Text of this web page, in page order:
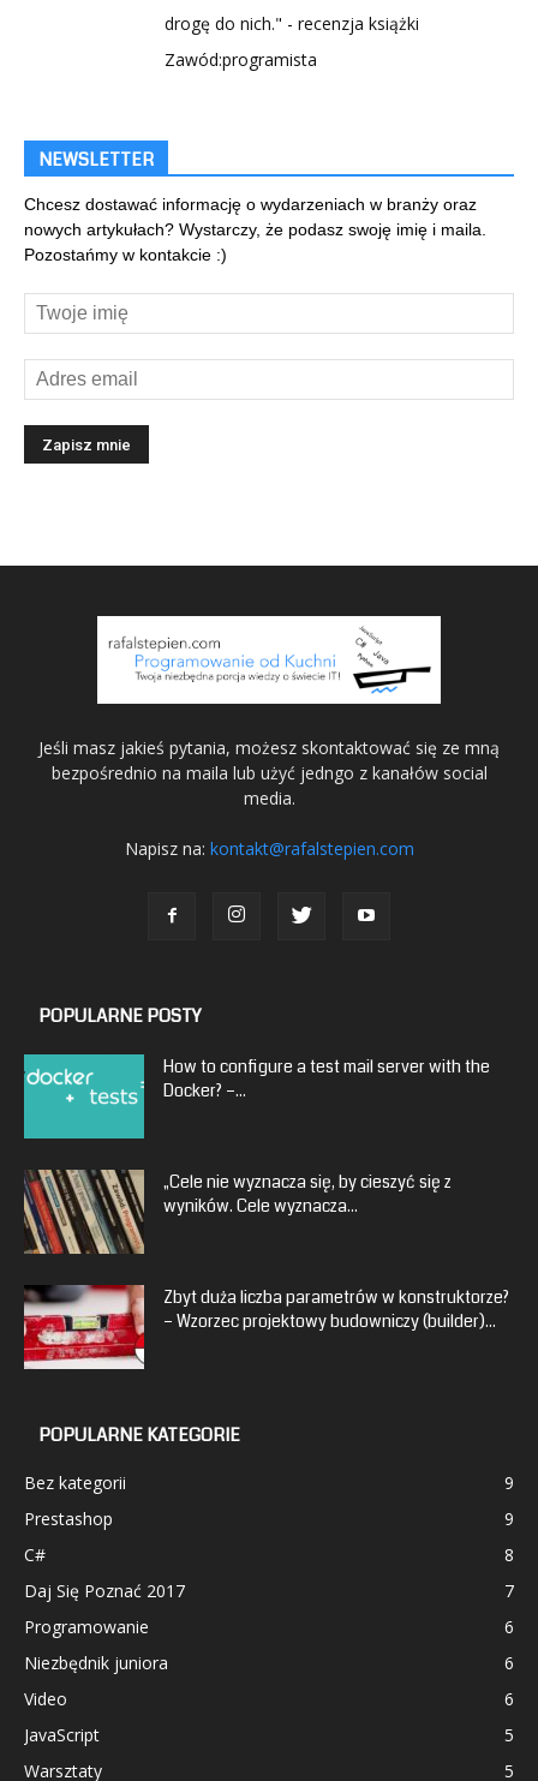
drogę do nich." - recenzja książki
Zawód:programista
NEWSLETTER
Chcesz dostawać informację o wydarzeniach w branży oraz
nowych artykułach? Wystarczy, że podasz swoję imię i maila.
Pozostańmy w kontakcie :)
Jeśli masz jakieś pytania, możesz skontaktować się ze mną
bezpośrednio na maila lub użyć jedngo z kanałów social
media.
Napisz na: kontakt@rafalstepien.com
POPULARNE POSTY
How to configure a test mail server with the
Docker? –...
„Cele nie wyznacza się, by cieszyć się z
wyników. Cele wyznacza...
Zbyt duża liczba parametrów w konstruktorze?
– Wzorzec projektowy budowniczy (builder)...
POPULARNE KATEGORIE
Bez kategorii
9
Prestashop
9
C#
8
Daj Się Poznać 2017
7
Programowanie
6
Niezbędnik juniora
6
Video
6
JavaScript
5
Warsztaty
5